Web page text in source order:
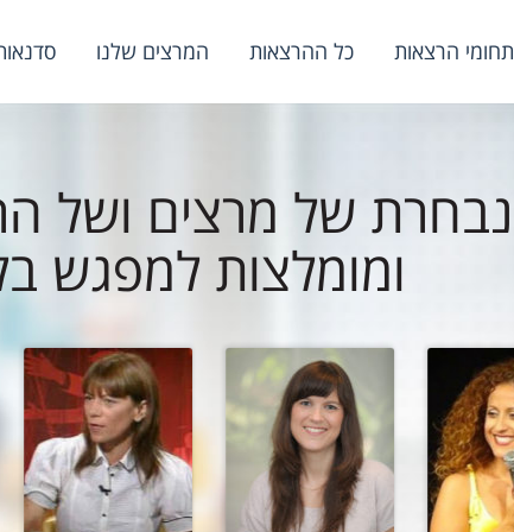
תחומי הרצאות כל ההרצאות המרצים שלנו
נבחרת של מרצים ושל
ומומלצות למפגש